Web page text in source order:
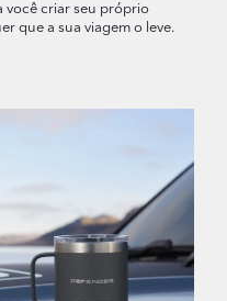
você criar seu próprio
que a sua viagem o leve.